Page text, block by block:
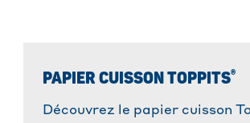
PAPIER CUISSON TOPPITS®
Découvrez le papier cuisson